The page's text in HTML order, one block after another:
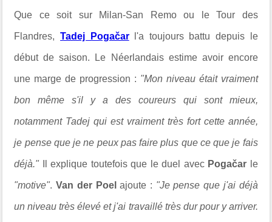
Que ce soit sur Milan-San Remo ou le Tour des
Flandres,Tadej Pogačarl'a toujours battu depuis le
début de saison. Le Néerlandais estime avoir encore
une marge de progression : "Mon niveau était vraiment
bon même s'il y a des coureurs qui sont mieux,
notamment Tadej qui est vraiment très fort cette année,
je pense que je ne peux pas faire plus que ce que je fais
déjà." Il explique toutefois que le duel avec Pogačar le
"motive".Van der Poelajoute : "Je pense que j'ai déjà
un niveau très élevé et j'ai travaillé très dur pour y arriver.